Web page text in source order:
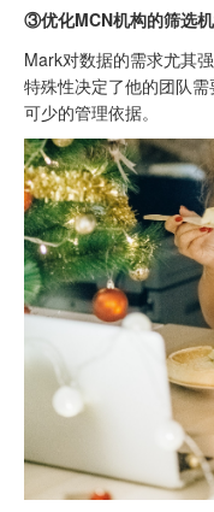
③优化MCN机构的筛选
Mark对数据的需求尤其
特殊性决定了他的团队
可少的管理依据。